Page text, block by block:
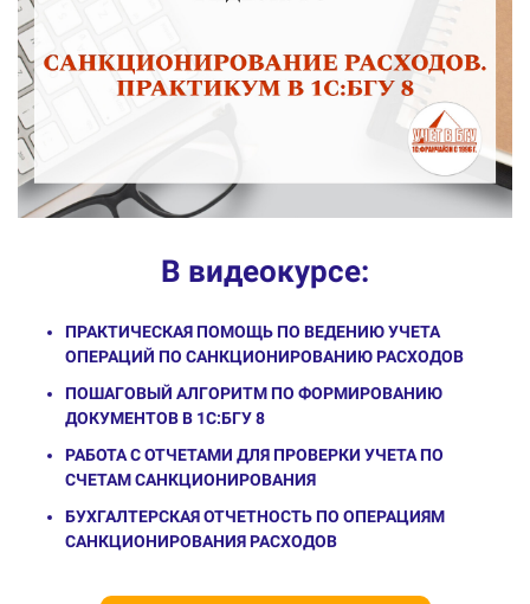
В видеокурсе:
ПРАКТИЧЕСКАЯ ПОМОЩЬ ПО ВЕДЕНИЮ УЧЕТА
ОПЕРАЦИЙ ПО САНКЦИОНИРОВАНИЮ РАСХОДОВ
ПОШАГОВЫЙ АЛГОРИТМ ПО ФОРМИРОВАНИЮ
ДОКУМЕНТОВ В 1С:БГУ 8
РАБОТА С ОТЧЕТАМИ ДЛЯ ПРОВЕРКИ УЧЕТА ПО
СЧЕТАМ САНКЦИОНИРОВАНИЯ
БУХГАЛТЕРСКАЯ ОТЧЕТНОСТЬ ПО ОПЕРАЦИЯМ
САНКЦИОНИРОВАНИЯ РАСХОДОВ